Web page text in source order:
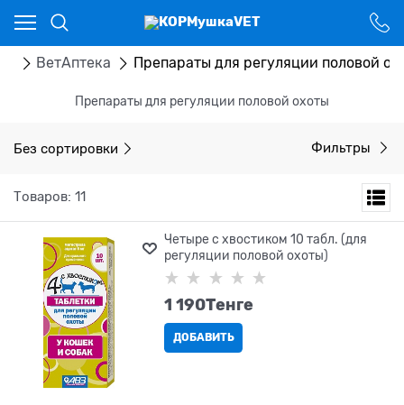
ВетАптека Препараты для регуляции половой
Препараты для регуляции половой охоты
Без сортировки Фильтры
Товаров: 11
Четыре с хвостиком 10 табл. (для
регуляции половой охоты)
1 190Tенге
ДОБАВИТЬ
Ваш город - Костанай,
угадали?
ДА